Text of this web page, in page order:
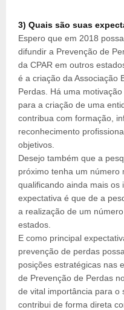
3) Quais são suas
Espero que em 2018
difundir a Prevenção de
da CPAR em outros
é a criação da Associação
Perdas. Há uma
para a criação de uma
contribua com formação,
reconhecimento
objetivos.
Desejo também que a
próximo tenha um número
qualificando ainda mais os
expectativa é que de a
a realização de um
estados.
E como principal
prevenção de perdas
posições estratégicas nas
de Prevenção de Perdas
de vital importância para o
contribui de forma direta